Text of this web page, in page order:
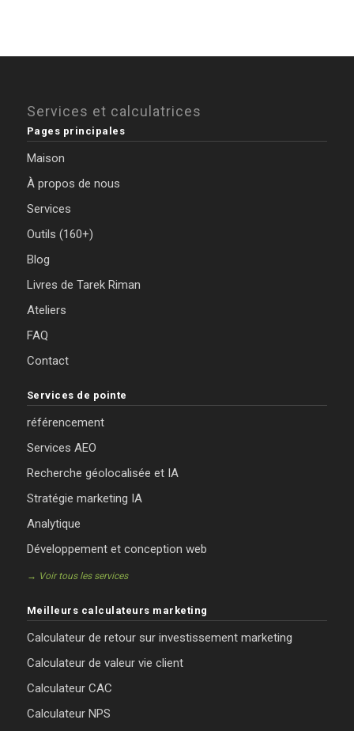
Services et calculatrices
Pages principales
Maison
À propos de nous
Services
Outils (160+)
Blog
Livres de Tarek Riman
Ateliers
FAQ
Contact
Services de pointe
référencement
Services AEO
Recherche géolocalisée et IA
Stratégie marketing IA
Analytique
Développement et conception web
→ Voir tous les services
Meilleurs calculateurs marketing
Calculateur de retour sur investissement marketing
Calculateur de valeur vie client
Calculateur CAC
Calculateur NPS